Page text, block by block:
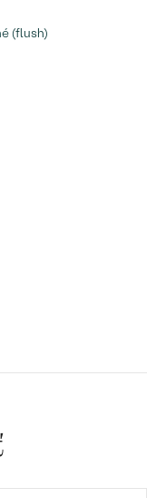
(flush)